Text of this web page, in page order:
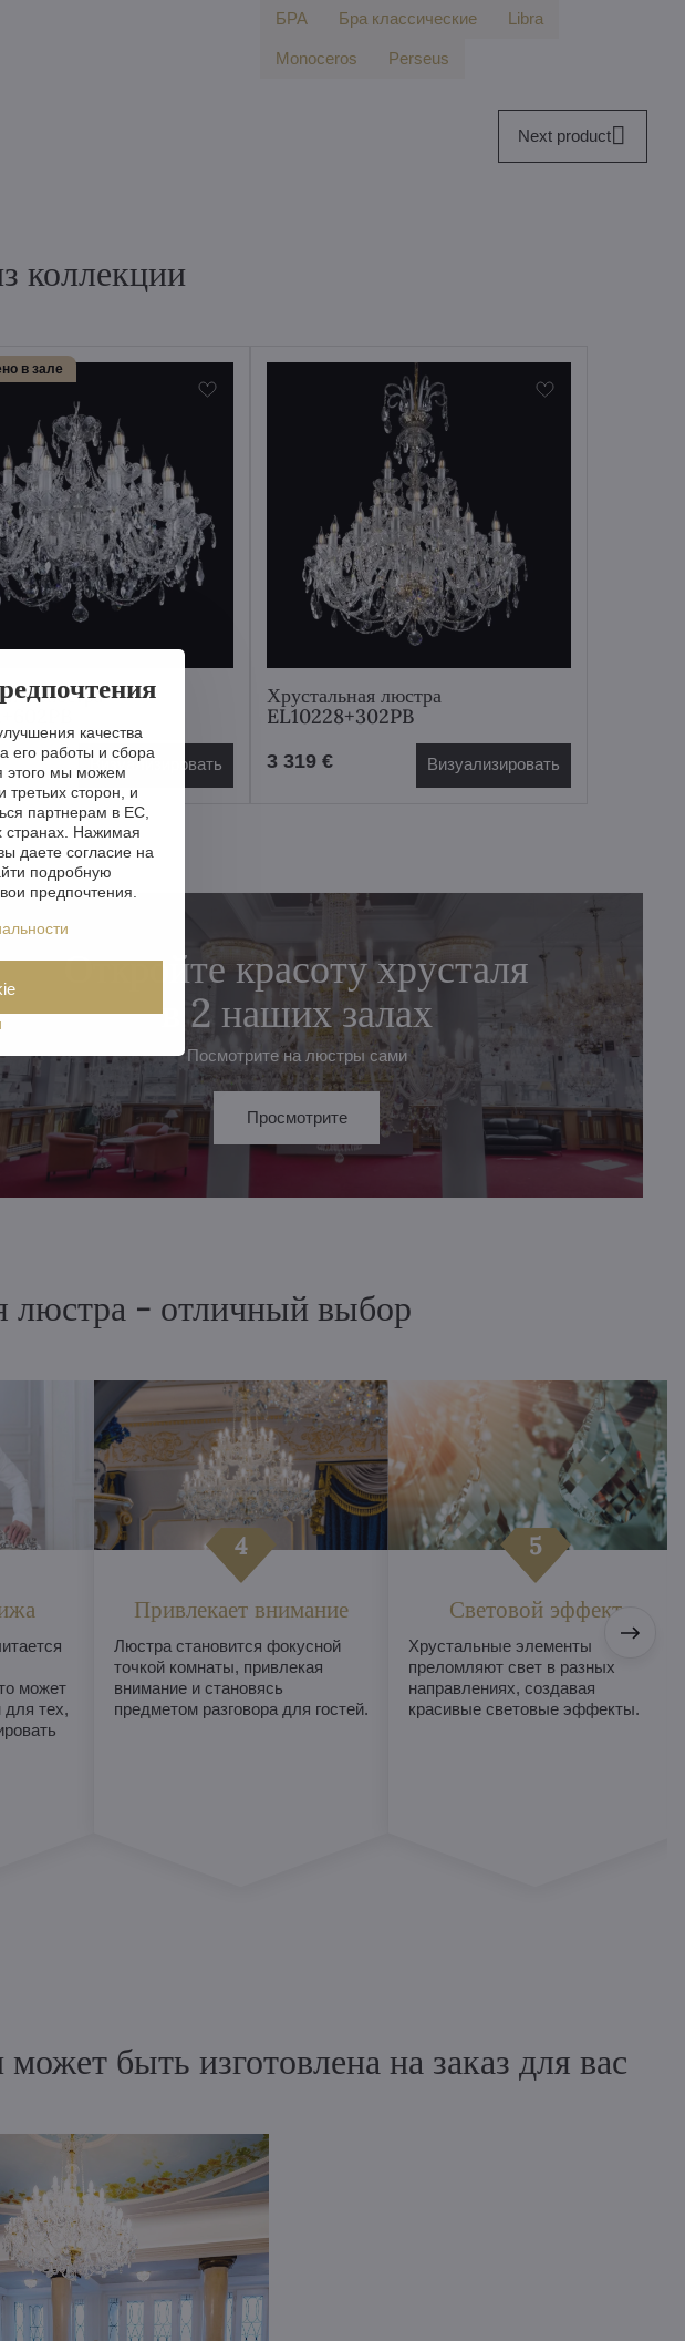
БPA Бра классические Libra
Monoceros Perseus
Next product
коллекции
в зале
люстра
Визуализировать
Хрустальная люстра
EL10228+302PB
3 319 € Визуализировать
Откройте красоту хрусталя
в 2 наших залах
Посмотрите на люстры сами
Просмотрите
люстра - отличный выбор
может
тех,
Привлекает внимание
Люстра становится фокусной
точкой комнаты, привлекая
внимание и становясь
предметом разговора для гостей.
Световой эффект
Хрустальные элементы
преломляют свет в разных
направлениях, создавая
красивые световые эффекты.
быть изготовлена на заказ для вас
качества
его работы и сбора
этого мы можем
третьих сторон, и
партнерам в ЕС,
странах. Нажимая
даете согласие на
подробную
предпочтения.